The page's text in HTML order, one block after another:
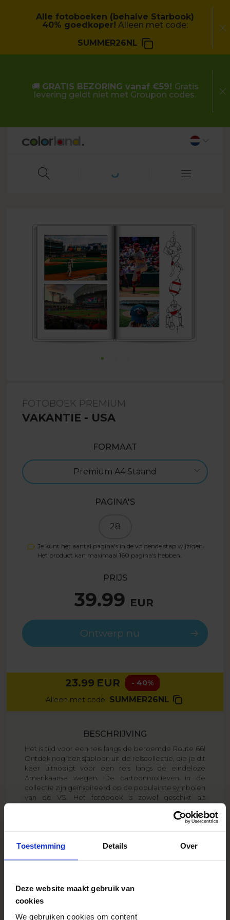
Toestemming Details Over
Deze website maakt gebruik van
cookies
We gebruiken cookies om content
Alle fotoboeken (behalve Starbook)
40% goedkoper! Alleen met code:
SUMMER26NL
🚚 GRATIS BEZORING vanaf €59! Gratis
levering geldt niet met Groupon codes.
FOTOBOEK PREMIUM
VAKANTIE - USA
FORMAAT
Premium A4 Staand
PAGINA'S
28
Je kunt het aantal pagina's in de volgende stap wijzigen.
Het product kan maximaal 160 pagina's hebben.
PRIJS
39.99 EUR
Ontwerp nu
23.99 EUR
- 40%
Alleen met code: SUMMER26NL
BESCHRIJVING
Het is tijd voor een reis langs de beroemde Route 66!
Ontdek nog een sjabloon uit de reiscollectie, die je dit
keer uitnodigt voor een reis langs de eindeloze
Amerikaanse wegen. De cartoonmotieven in de
collectie zijn geïnspireerd op de populairste symbolen
van de VS. Het fotoboek is zowel geschikt als
die op New York, country en Chicago-style pizza
Zie meer